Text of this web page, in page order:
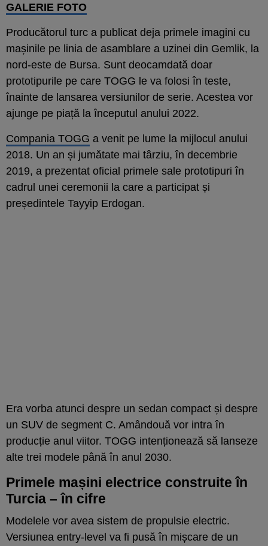
GALERIE FOTO
Producătorul turc a publicat deja primele imagini cu
mașinile pe linia de asamblare a uzinei din Gemlik, la
nord-este de Bursa. Sunt deocamdată doar
prototipurile pe care TOGG le va folosi în teste,
înainte de lansarea versiunilor de serie. Acestea vor
ajunge pe piață la începutul anului 2022.
Compania TOGG a venit pe lume la mijlocul anului
2018. Un an și jumătate mai târziu, în decembrie
2019, a prezentat oficial primele sale prototipuri în
cadrul unei ceremonii la care a participat și
președintele Tayyip Erdogan.
Era vorba atunci despre un sedan compact și despre
un SUV de segment C. Amândouă vor intra în
producție anul viitor. TOGG intenționează să lanseze
alte trei modele până în anul 2030.
Primele mașini electrice construite în
Turcia – în cifre
Modelele vor avea sistem de propulsie electric.
Versiunea entry-level va fi pusă în mișcare de un